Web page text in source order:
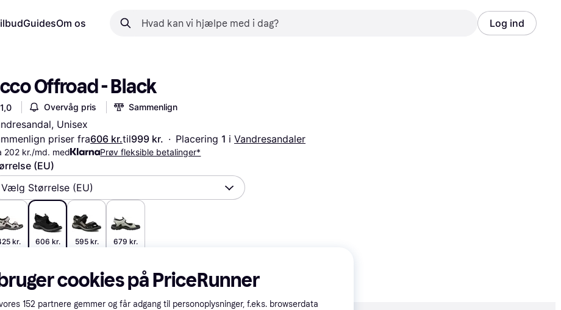
GuidesOm os Log ind
Offroad - Black
1,0 Overvåg pris Sammenlign
Unisex
priser fra606 kr.til999 kr. · Placering 1 i Vandresandaler
202 kr./md. med Prøv fleksible betalinger*
(EU)
Vælg Størrelse (EU)
kr. 606 kr. 595 kr. 679 kr.
Specifikationer
cookies på PriceRunner
152 partnere gemmer og får adgang til personoplysninger, f.eks. browserdata